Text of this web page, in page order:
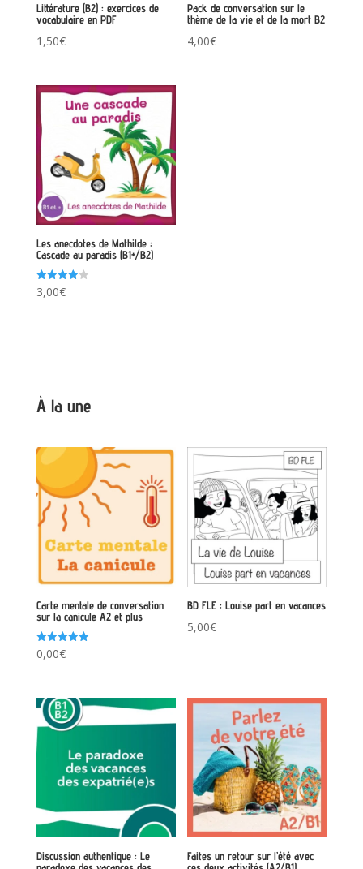
Littérature (B2) : exercices de
vocabulaire en PDF
1,50€
Pack de conversation sur le
thème de la vie et de la mort B2
4,00€
Les anecdotes de Mathilde :
Cascade au paradis (B1+/B2)
Note
4.00
3,00€
À la une
Carte mentale de conversation
sur la canicule A2 et plus
Note
5.00
0,00€
BD FLE : Louise part en vacances
5,00€
Discussion authentique : Le
Faites un retour sur l’été avec